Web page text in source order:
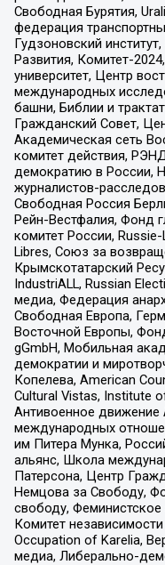
Свободная Бурятия,
федерация
Гудзоновский
Развития, Комитет-
университет, Центр
международных
башни, Библии и
Гражданский Совет,
Академическая сеть
комитет действия,
демократию в России,
журналистов-
Свободная Россия
Рейн-Вестфалия, Фонд
комитет России,
Libres, Союз за
Крымскотатарский
IndustriALL, Russian
медиа, Федерация
Свободная Европа,
Восточной Европы,
gGmbH, Мобильная
демократии и
Копелева, American
Cultural Vistas, Institute
Антивоенное
международных
им Питера Мунка,
альянс, Школа
Патерсона, Центр
Немцова за Свободу,
свободу, Феминистское
Комитет
Occupation of Karelia,
медиа, Либерально-